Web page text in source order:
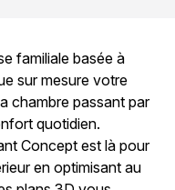
familiale basée à
sur mesure votre
chambre passant par
quotidien.
Concept est là pour
en optimisant au